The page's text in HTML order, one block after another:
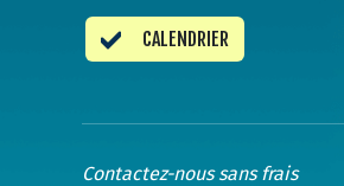
CALENDRIER
Contactez-nous sans frais